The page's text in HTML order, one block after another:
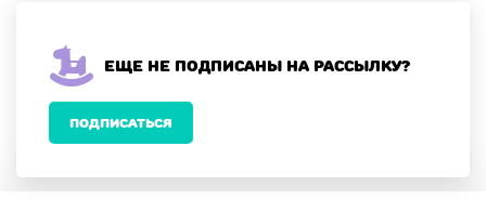
Еще не подписаны на рассылку?
ПОДПИСАТЬСЯ